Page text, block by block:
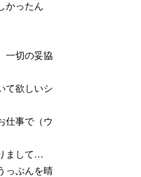
かったん
一切の妥協
て欲しいシ
仕事で（ウ
まして…
っぷんを晴